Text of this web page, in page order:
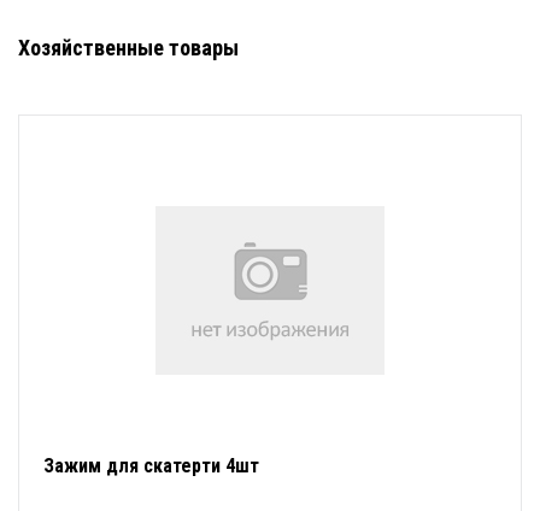
Хозяйственные товары
Зажим для скатерти 4шт